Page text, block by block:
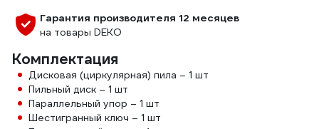
Гарантия производителя 12 месяцев
на товары DEKO
Комплектация
Дисковая (циркулярная) пила – 1 шт
Пильный диск – 1 шт
Параллельный упор – 1 шт
Шестигранный ключ – 1 шт